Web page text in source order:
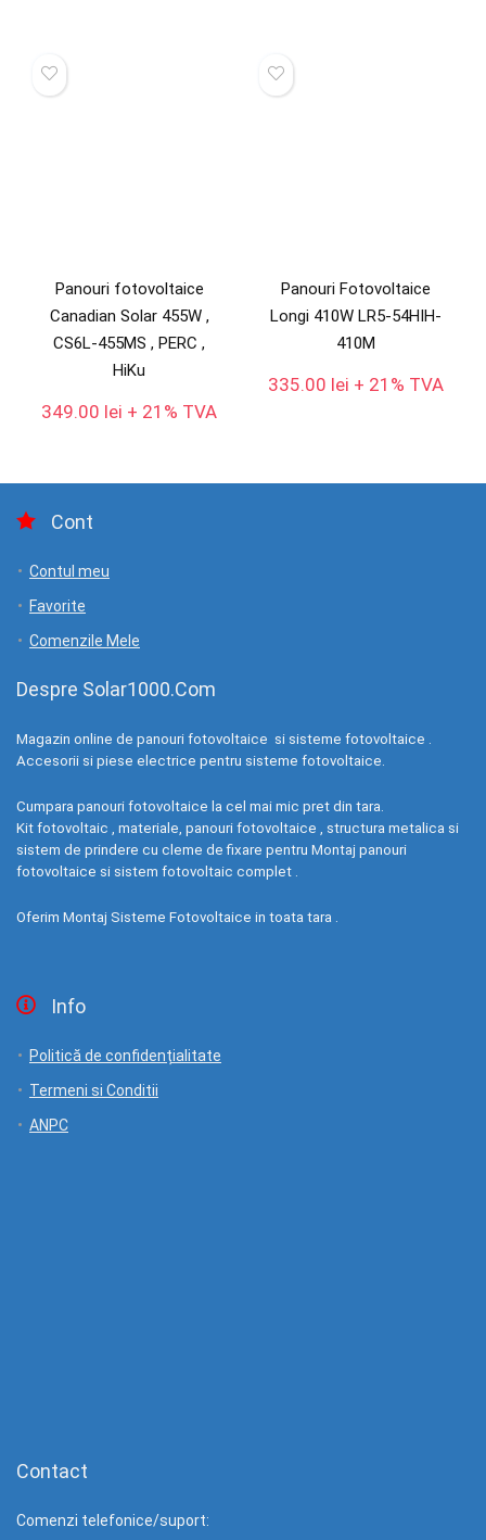
Panouri fotovoltaice
Canadian Solar 455W ,
CS6L-455MS , PERC ,
HiKu
349.00 lei + 21% TVA
Panouri Fotovoltaice
Longi 410W LR5-54HIH-
410M
335.00 lei + 21% TVA
Cont
Contul meu
Favorite
Comenzile Mele
Despre Solar1000.Com
Magazin online de panouri fotovoltaice si sisteme fotovoltaice .
Accesorii si piese electrice pentru sisteme fotovoltaice.
Cumpara panouri fotovoltaice la cel mai mic pret din tara.
Kit fotovoltaic , materiale, panouri fotovoltaice , structura metalica si
sistem de prindere cu cleme de fixare pentru Montaj panouri
fotovoltaice si sistem fotovoltaic complet .
Oferim Montaj Sisteme Fotovoltaice in toata tara .
Info
Politică de confidențialitate
Termeni si Conditii
ANPC
Contact
Comenzi telefonice/suport: